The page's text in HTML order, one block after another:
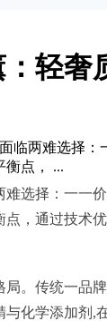
轻奢
临两难选择
衡点， ...
选择：一一
，通过技术
。传统一品
化学添加剂,